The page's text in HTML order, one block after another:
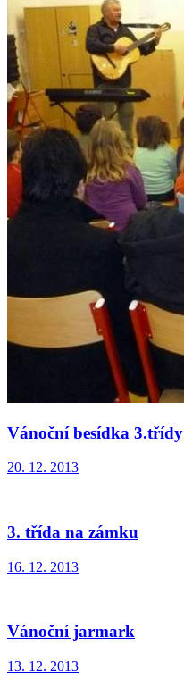
Vánoční besídka 3.třídy
20. 12. 2013
3. třída na zámku
16. 12. 2013
Vánoční jarmark
13. 12. 2013